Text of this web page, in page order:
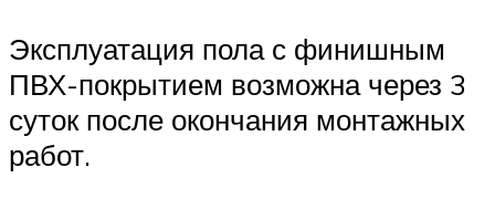
Эксплуатация пола с финишным
ПВХ-покрытием возможна через 3
суток после окончания монтажных
работ.